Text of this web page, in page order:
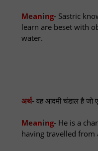
Meaning- Sastric
learn are beset with
water.
अर्थ- वह आदमी चंडाल है जो
Meaning- He is a
having travelled from